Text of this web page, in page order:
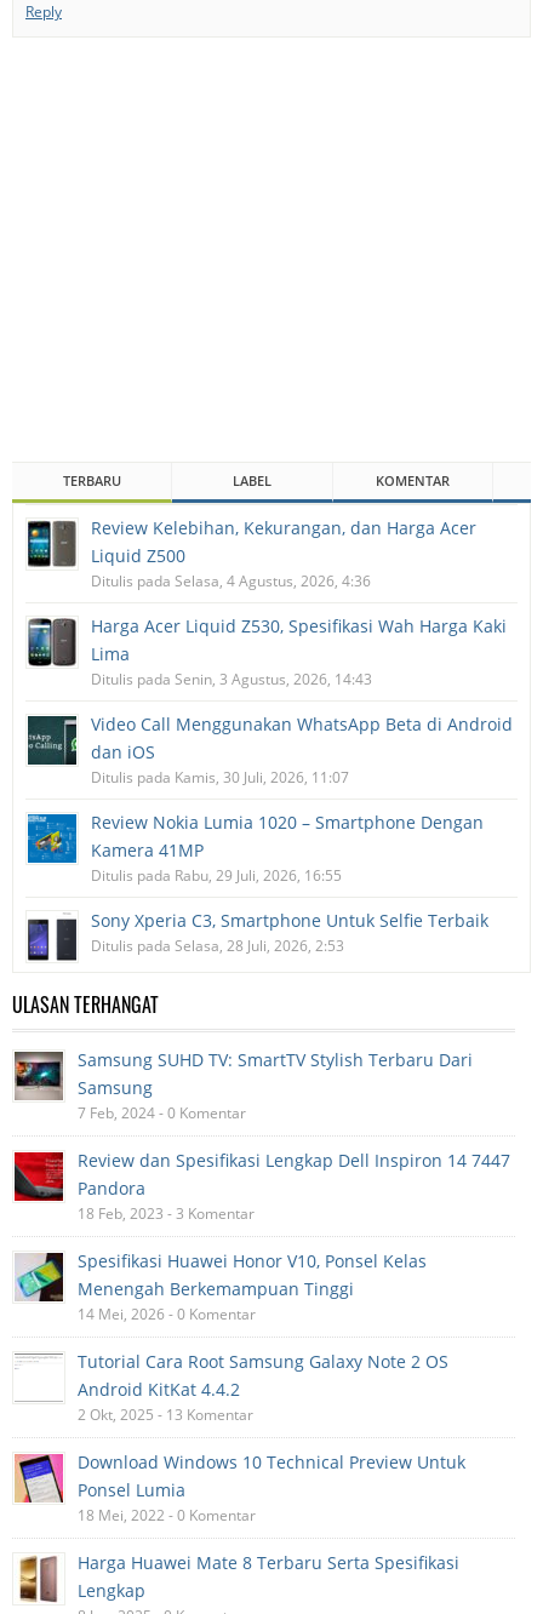
Reply
TERBARU LABEL KOMENTAR
Review Kelebihan, Kekurangan, dan Harga Acer
Liquid Z500
Ditulis pada Selasa, 4 Agustus, 2026, 4:36
Harga Acer Liquid Z530, Spesifikasi Wah Harga Kaki
Lima
Ditulis pada Senin, 3 Agustus, 2026, 14:43
Video Call Menggunakan WhatsApp Beta di Android
dan iOS
Ditulis pada Kamis, 30 Juli, 2026, 11:07
Review Nokia Lumia 1020 – Smartphone Dengan
Kamera 41MP
Ditulis pada Rabu, 29 Juli, 2026, 16:55
Sony Xperia C3, Smartphone Untuk Selfie Terbaik
Ditulis pada Selasa, 28 Juli, 2026, 2:53
ULASAN TERHANGAT
Samsung SUHD TV: SmartTV Stylish Terbaru Dari
Samsung
7 Feb, 2024 - 0 Komentar
Review dan Spesifikasi Lengkap Dell Inspiron 14 7447
Pandora
18 Feb, 2023 - 3 Komentar
Spesifikasi Huawei Honor V10, Ponsel Kelas
Menengah Berkemampuan Tinggi
14 Mei, 2026 - 0 Komentar
Tutorial Cara Root Samsung Galaxy Note 2 OS
Android KitKat 4.4.2
2 Okt, 2025 - 13 Komentar
Download Windows 10 Technical Preview Untuk
Ponsel Lumia
18 Mei, 2022 - 0 Komentar
Harga Huawei Mate 8 Terbaru Serta Spesifikasi
Lengkap